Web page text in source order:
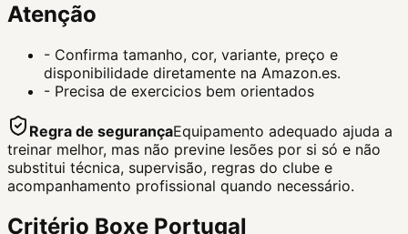
Atenção
- Confirma tamanho, cor, variante, preço e
disponibilidade diretamente na Amazon.es.
- Precisa de exercicios bem orientados
Regra de segurançaEquipamento adequado ajuda a
treinar melhor, mas não previne lesões por si só e não
substitui técnica, supervisão, regras do clube e
acompanhamento profissional quando necessário.
Critério Boxe Portugal